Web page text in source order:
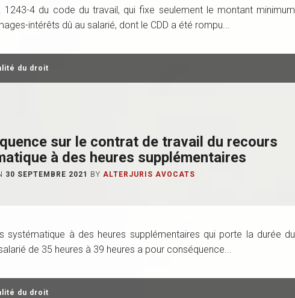
1243-4 du code du travail, qui fixe seulement le montant minimum
intérêts dû au salarié, dont le CDD a été rompu...
du droit
sur le contrat de travail du recours
à des heures supplémentaires
30 SEPTEMBRE 2021 BY ALTERJURIS AVOCATS
systématique à des heures supplémentaires qui porte la durée du
de 35 heures à 39 heures a pour conséquence...
du droit